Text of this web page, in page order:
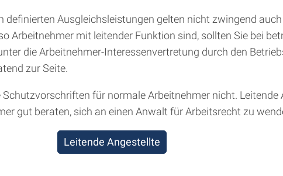
definierten Ausgleichsleistungen gelten nicht zwingend
Arbeitnehmer mit leitender Funktion sind, sollten Sie bei
die Arbeitnehmer-Interessenvertretung durch den
zur Seite.
für normale Arbeitnehmer nicht.
gut beraten, sich an einen Anwalt für Arbeitsrecht zu
Leitende Angestellte